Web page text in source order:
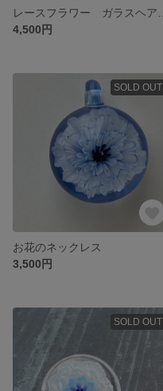
4,500円
SOLD OUT
お花のネックレス
3,500円
SOLD OUT